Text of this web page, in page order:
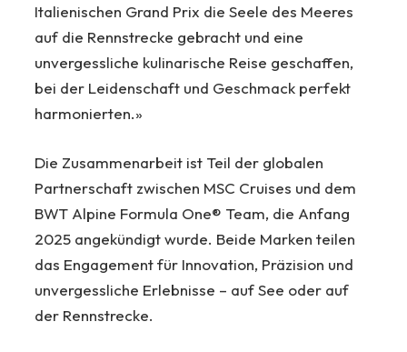
Italienischen Grand Prix die Seele des Meeres
auf die Rennstrecke gebracht und eine
unvergessliche kulinarische Reise geschaffen,
bei der Leidenschaft und Geschmack perfekt
harmonierten.»
Die Zusammenarbeit ist Teil der globalen
Partnerschaft zwischen MSC Cruises und dem
BWT Alpine Formula One® Team, die Anfang
2025 angekündigt wurde. Beide Marken teilen
das Engagement für Innovation, Präzision und
unvergessliche Erlebnisse – auf See oder auf
der Rennstrecke.